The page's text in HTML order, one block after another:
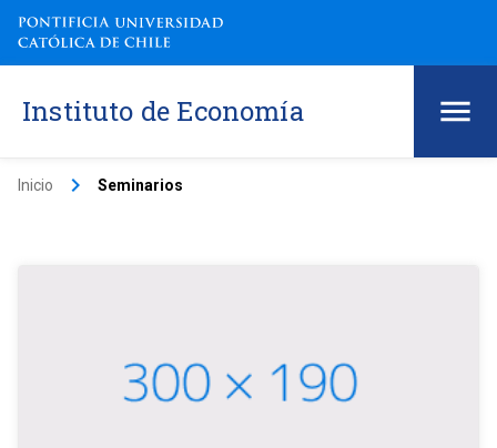
Instituto de Economía
Inicio keyboard_arrow_right Seminarios